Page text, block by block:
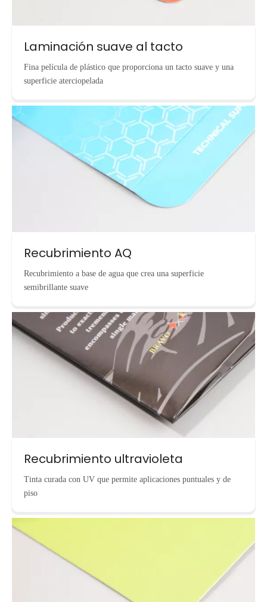
Laminación suave al tacto
Fina película de plástico que proporciona un tacto suave y una
superficie aterciopelada
Recubrimiento AQ
Recubrimiento a base de agua que crea una superficie
semibrillante suave
Recubrimiento ultravioleta
Tinta curada con UV que permite aplicaciones puntuales y de
piso